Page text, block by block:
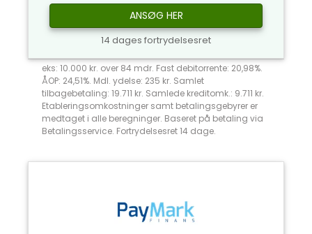
ANSØG HER
14 dages fortrydelsesret
eks: 10.000 kr. over 84 mdr. Fast debitorrente: 20,98%.
ÅOP: 24,51%. Mdl. ydelse: 235 kr. Samlet
tilbagebetaling: 19.711 kr. Samlede kreditomk.: 9.711 kr.
Etableringsomkostninger samt betalingsgebyrer er
medtaget i alle beregninger. Baseret på betaling via
Betalingsservice. Fortrydelsesret 14 dage.